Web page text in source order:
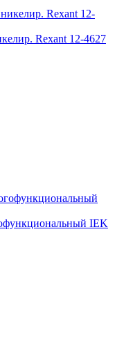
Rexant 12-4627
IEK